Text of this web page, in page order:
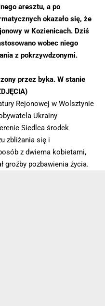
aresztu, a po
okazało się, że
w Kozienicach. Dziś
wobec niego
z pokrzywdzonymi.
przez byka. W stanie
Rejonowej w Wolsztynie
Ukrainy
Siedlca środek
zbliżania się i
z dwiema kobietami,
groźby pozbawienia życia.